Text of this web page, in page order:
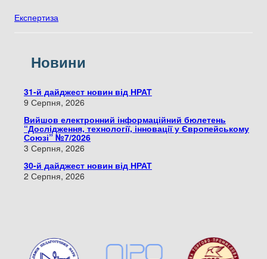
Експертиза
Новини
31-й дайджест новин від НРАТ
9 Серпня, 2026
Вийшов електронний інформаційний бюлетень
“Дослідження, технології, інновації у Європейському
Союзі” №7/2026
3 Серпня, 2026
30-й дайджест новин від НРАТ
2 Серпня, 2026